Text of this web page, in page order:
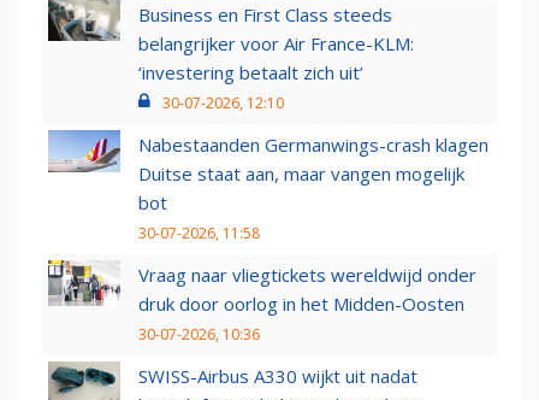
Business en First Class steeds
belangrijker voor Air France-KLM:
‘investering betaalt zich uit’
30-07-2026, 12:10
Nabestaanden Germanwings-crash klagen
Duitse staat aan, maar vangen mogelijk
bot
30-07-2026, 11:58
Vraag naar vliegtickets wereldwijd onder
druk door oorlog in het Midden-Oosten
30-07-2026, 10:36
SWISS-Airbus A330 wijkt uit nadat